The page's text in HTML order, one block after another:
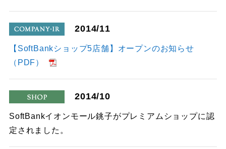
company
2014/11
【SoftBankショップ5店舗】オープンのお知らせ
（PDF）
shop
2014/10
SoftBankイオンモール銚子がプレミアムショップに認
定されました。